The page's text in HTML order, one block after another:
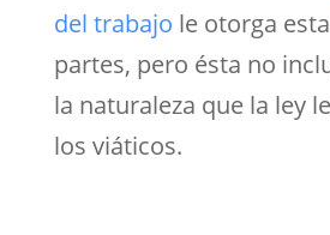
del trabajo le otorga
partes, pero ésta no
la naturaleza que la ley
los viáticos.